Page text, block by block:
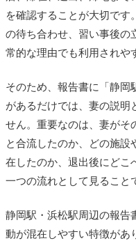
を確認することが大切です
の待ち合わせ、習い事後の
常的な理由でも利用されや
そのため、報告書に「静岡
があるだけでは、妻の説明
せん。重要なのは、妻がそ
と合流したのか、どの施
在したのか、退出後にどこ
一つの流れとして見ること
静岡駅・浜松駅周辺の報告
動が混在しやすい特徴があ